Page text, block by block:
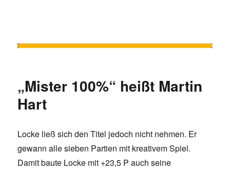
„Mister 100%“ heißt Martin
Hart
Locke ließ sich den Titel jedoch nicht nehmen. Er
gewann alle sieben Partien mit kreativem Spiel.
Damit baute Locke mit +23,5 P auch seine